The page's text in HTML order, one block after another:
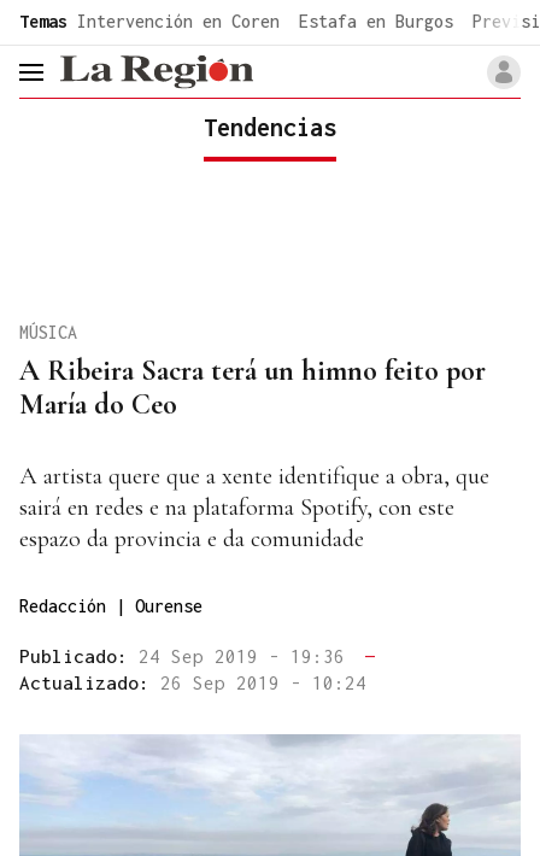
common.go-to-content
Temas Intervención en Coren Estafa en Burgos
header.menu.open
Tendencias
A Ribeira Sacra terá un himno feito por
María do Ceo
MÚSICA
A artista quere que a xente identifique a obra, que
sairá en redes e na plataforma Spotify, con este
espazo da provincia e da comunidade
Redacción | Ourense
Publicado: 24 Sep 2019 - 19:36
—
Actualizado: 26 Sep 2019 - 10:24